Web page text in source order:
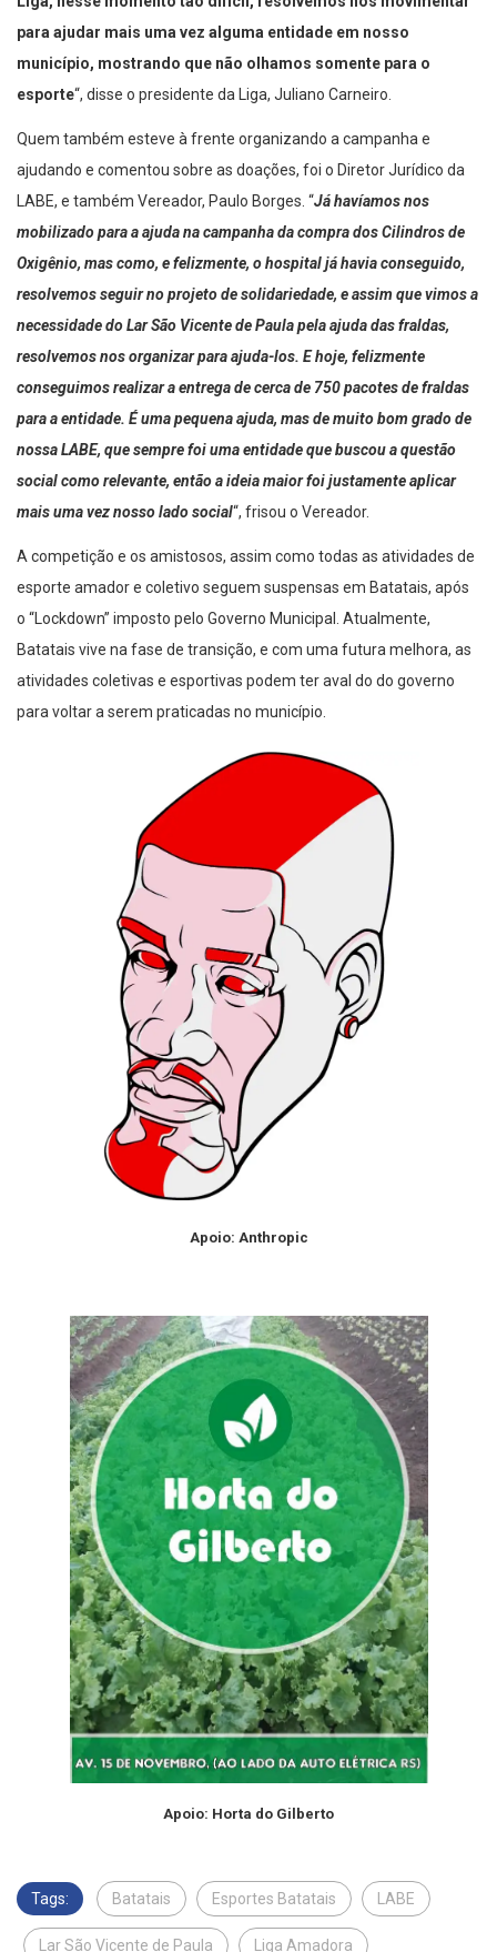
Liga, nesse momento tão difícil, resolvemos nos movimentar
para ajudar mais uma vez alguma entidade em nosso
município, mostrando que não olhamos somente para o
esporte “, disse o presidente da Liga, Juliano Carneiro.
Quem também esteve à frente organizando a campanha e
ajudando e comentou sobre as doações, foi o Diretor Jurídico da
LABE, e também Vereador, Paulo Borges. “ Já havíamos nos
mobilizado para a ajuda na campanha da compra dos Cilindros de
Oxigênio, mas como, e felizmente, o hospital já havia conseguido,
resolvemos seguir no projeto de solidariedade, e assim que vimos a
necessidade do Lar São Vicente de Paula pela ajuda das fraldas,
resolvemos nos organizar para ajuda-los. E hoje, felizmente
conseguimos realizar a entrega de cerca de 750 pacotes de fraldas
para a entidade. É uma pequena ajuda, mas de muito bom grado de
nossa LABE, que sempre foi uma entidade que buscou a questão
social como relevante, então a ideia maior foi justamente aplicar
mais uma vez nosso lado social “, frisou o Vereador.
A competição e os amistosos, assim como todas as atividades de
esporte amador e coletivo seguem suspensas em Batatais, após
o “Lockdown” imposto pelo Governo Municipal. Atualmente,
Batatais vive na fase de transição, e com uma futura melhora, as
atividades coletivas e esportivas podem ter aval do do governo
para voltar a serem praticadas no município.
Apoio: Anthropic
Apoio: Horta do Gilberto
Tags: Batatais Esportes Batatais LABE